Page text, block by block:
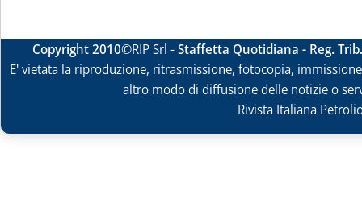
Copyright 2010©RIP Srl -Staffetta Quotidiana - Reg.
E' vietata la riproduzione, ritrasmissione, fotocopia,
altro modo di diffusione delle notizie o
Rivista Italiana